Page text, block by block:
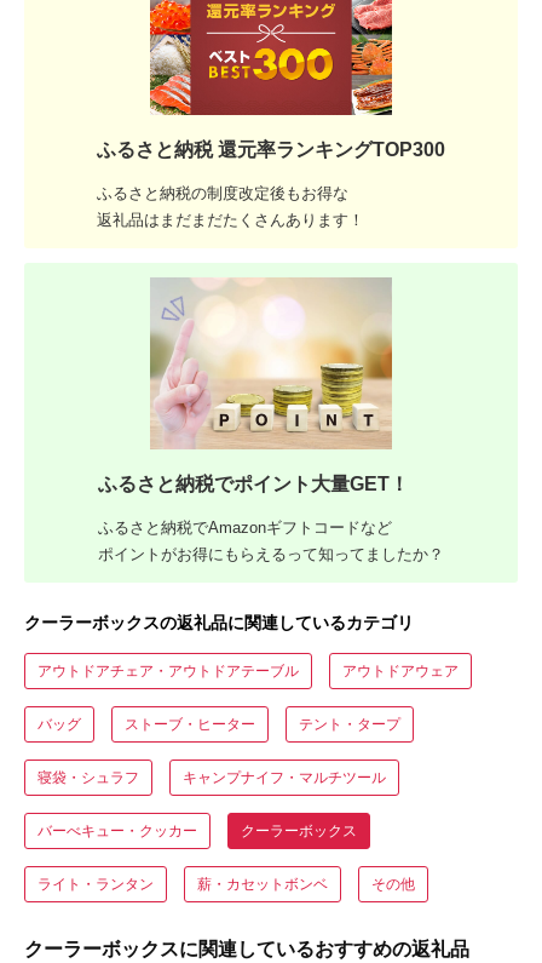
ふるさと納税 還元率ランキングTOP300
ふるさと納税の制度改定後もお得な
返礼品はまだまだたくさんあります！
ふるさと納税でポイント大量GET！
ふるさと納税でAmazonギフトコードなど
ポイントがお得にもらえるって知ってましたか？
クーラーボックスの返礼品に関連しているカテゴリ
アウトドアチェア・アウトドアテーブル アウトドアウェア
バッグ ストーブ・ヒーター テント・タープ
寝袋・シュラフ キャンプナイフ・マルチツール
バーべキュー・クッカー クーラーボックス
ライト・ランタン 薪・カセットボンベ その他
クーラーボックスに関連しているおすすめの返礼品